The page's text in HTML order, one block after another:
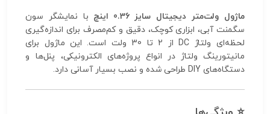
ماژول ولت‌متر دیجیتال سایز 0.36 اینچ
با نمایشگر سون
سگمنت آبی، ابزاری کوچک، دقیق و کم‌مصرف برای اندازه‌گیری
لحظه‌ای ولتاژ DC از 2 تا 30 ولت است. این ماژول برای
مانیتورینگ ولتاژ در انواع پروژه‌های الکترونیکی، پنل‌ها و
دستگاه‌های DIY طراحی شده و نصب بسیار آسانی دارد.